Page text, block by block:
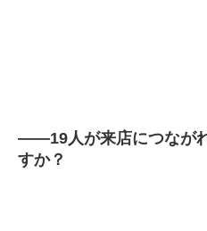
――19人が来店につなが
すか？